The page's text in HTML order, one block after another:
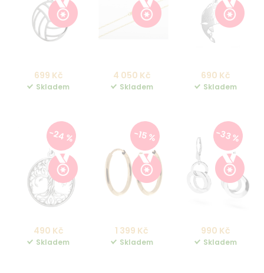
699 Kč
Skladem
4 050 Kč
Skladem
690 Kč
Skladem
-24 %
490 Kč
Skladem
-15 %
1 399 Kč
Skladem
-33 %
990 Kč
Skladem